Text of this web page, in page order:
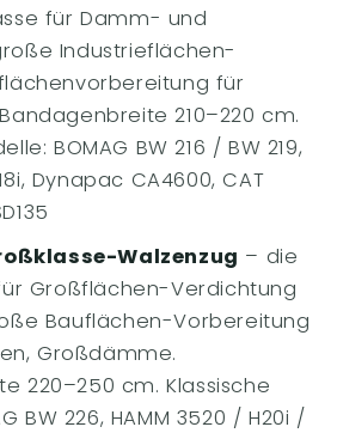
für Damm- und
Industrieflächen-
für
210–220 cm.
BOMAG BW 216 / BW 219,
Dynapac CA4600, CAT
Walzenzug – die
Großflächen-Verdichtung
Bauflächen-Vorbereitung
Großdämme.
220–250 cm. Klassische
BW 226, HAMM 3520 / H20i /